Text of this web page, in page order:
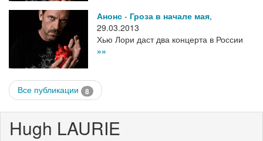
Анонс - Гроза в начале мая,
29.03.2013
Хью Лори даст два концерта в России
»»
Все публикации 8
Hugh LAURIE